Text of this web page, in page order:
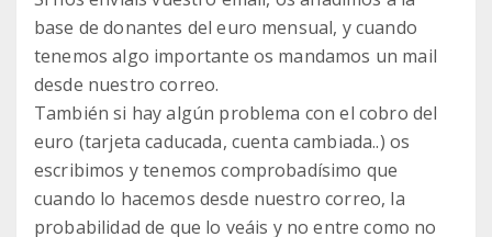
base de donantes del euro mensual, y cuando
tenemos algo importante os mandamos un mail
desde nuestro correo.
También si hay algún problema con el cobro del
euro (tarjeta caducada, cuenta cambiada..) os
escribimos y tenemos comprobadísimo que
cuando lo hacemos desde nuestro correo, la
probabilidad de que lo veáis y no entre como no